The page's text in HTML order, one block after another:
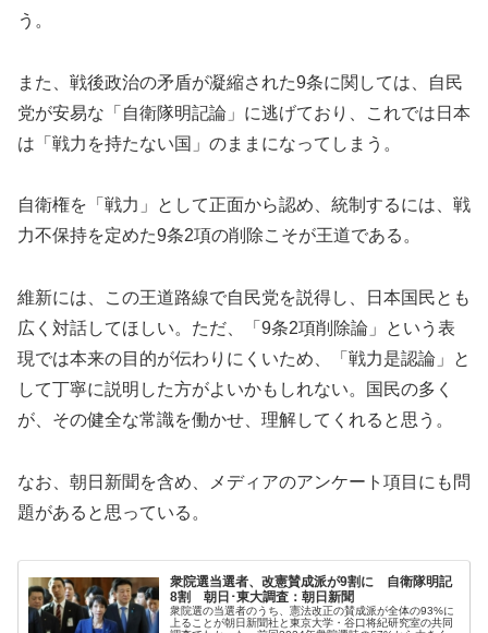
う。
また、戦後政治の矛盾が凝縮された9条に関しては、自民
党が安易な「自衛隊明記論」に逃げており、これでは日本
は「戦力を持たない国」のままになってしまう。
自衛権を「戦力」として正面から認め、統制するには、戦
力不保持を定めた9条2項の削除こそが王道である。
維新には、この王道路線で自民党を説得し、日本国民とも
広く対話してほしい。ただ、「9条2項削除論」という表
現では本来の目的が伝わりにくいため、「戦力是認論」と
して丁寧に説明した方がよいかもしれない。国民の多く
が、その健全な常識を働かせ、理解してくれると思う。
なお、朝日新聞を含め、メディアのアンケート項目にも問
題があると思っている。
衆院選当選者、改憲賛成派が9割に 自衛隊明記
8割 朝日･東大調査：朝日新聞
衆院選の当選者のうち、憲法改正の賛成派が全体の93%に
上ることが朝日新聞社と東京大学・谷口将紀研究室の共同